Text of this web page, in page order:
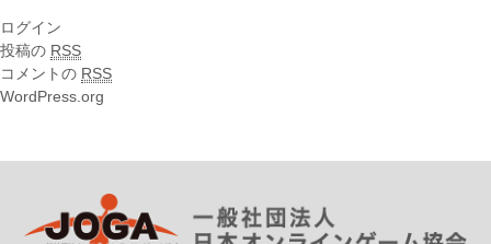
ログイン
投稿の RSS
コメントの RSS
WordPress.org